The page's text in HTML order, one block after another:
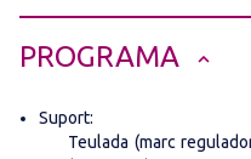
PROGRAMA
Suport:
Teulada (marc